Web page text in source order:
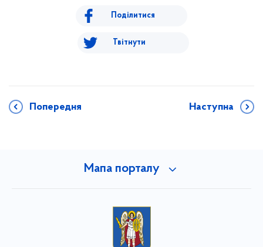
Поділитися
Твітнути
Попередня Наступна
Мапа порталу